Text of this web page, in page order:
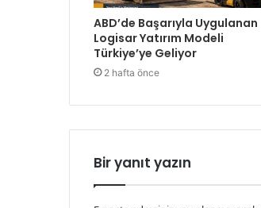
ABD’de Başarıyla Uygulanan
Logisar Yatırım Modeli
Türkiye’ye Geliyor
2 hafta önce
Bir yanıt yazın